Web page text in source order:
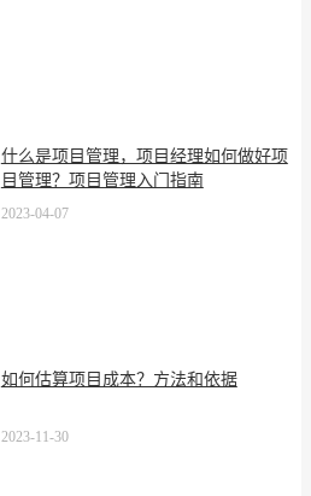
什么是项目管理，项目经理如何做好项
目管理？项目管理入门指南
2023-04-07
如何估算项目成本？方法和依据
2023-11-30